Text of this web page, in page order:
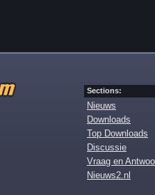
Sections:
Nieuws
Downloads
Top Downloads
Discussie
Vraag en
Nieuws2.nl